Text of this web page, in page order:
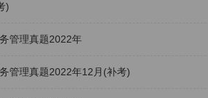
)
管理真题2022年
管理真题2022年12月(补考)